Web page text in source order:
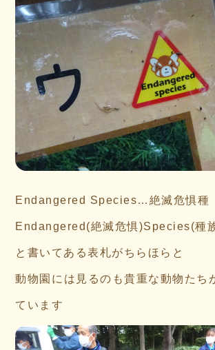
Endangered Species…絶滅危惧種
Endangered(絶滅危惧)Species(種
と書いてある表札がちらほらと
動物園には見るのも貴重な動物たち
ています